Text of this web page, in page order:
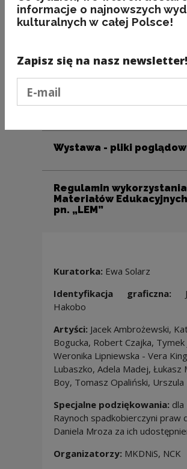
Zapraszamy do oglądania,
i czytania Lema!
Jak otrzymać pliki?
Wystawa - pliki
Regulamin wykorzystania
Materiałów Edukacyjnych
pn. „LEM”
Kuratorka: Ewa Solarz
Identyfikacja graficzna:
Hakobo
Artyści: Jacek Ambrożewski,
Bogucka, Robert Czajka, Tymek
Weronika Lipniewska - Vera
Lubaszko, Adela Madej, Łukasz
Boy, Tomasz Opaliński, Urszula
Specjalne podziękowania: dla
Raynoch spadkobierczyni praw
Daniela Mroza za ich
Organizatorzy: MKDNiS, NCK
informacje o najnowszych
kulturalnych w całej Polsce!
Zapisz się na nasz newsletter!